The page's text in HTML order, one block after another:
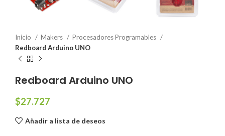
Inicio Makers
Procesadores Programables
Redboard Arduino UNO
Redboard Arduino UNO
$27.727
Añadir a lista de deseos